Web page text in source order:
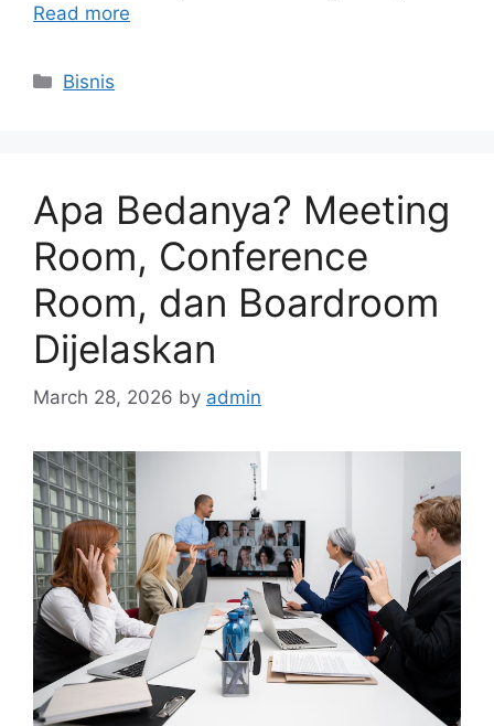
Read more
Categories
Bisnis
Apa Bedanya? Meeting
Room, Conference
Room, dan Boardroom
Dijelaskan
March 28, 2026 by admin